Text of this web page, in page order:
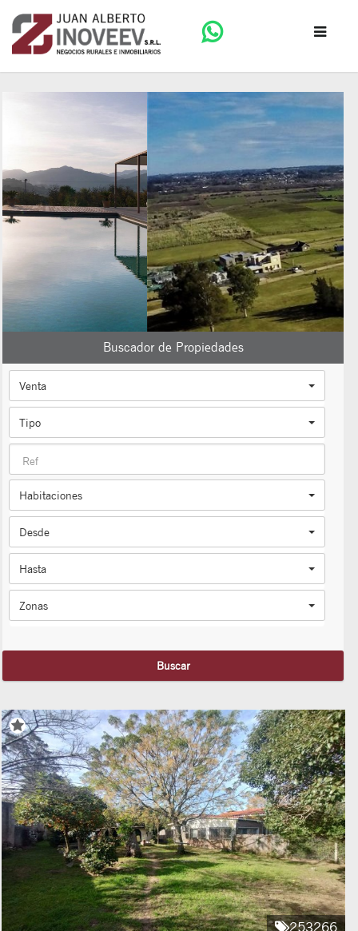
Buscador de Propiedades
Venta
Tipo
Habitaciones
Desde
Hasta
Zonas
253266